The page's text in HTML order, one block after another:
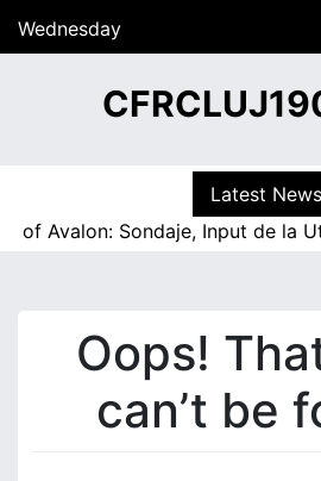
Wednesday
15/07/2026
Latest News
of Avalon: Sondaje, Input de la
Oops!
can’t be